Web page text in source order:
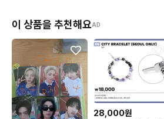
이 상품을 추천해요AD
28,000원